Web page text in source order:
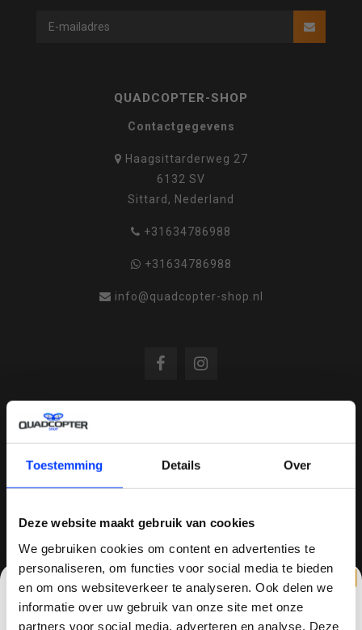
Toestemming Details Over
Deze website maakt gebruik van cookies
We gebruiken cookies om content en advertenties te
personaliseren, om functies voor social media te bieden
en om ons websiteverkeer te analyseren. Ook delen we
informatie over uw gebruik van onze site met onze
partners voor social media, adverteren en analyse. Deze
QUADCOPTER-SHOP
Contactgegevens
Haagsittarderweg 27
6132 SV
Sittard, Nederland
+31634786988
+31634786988
info@quadcopter-shop.nl
QUADCOPTER-SHOP.NL
Sinds 2014 is quadcopter-shop een bekende
speler op het gebied van drones, quadcopters,